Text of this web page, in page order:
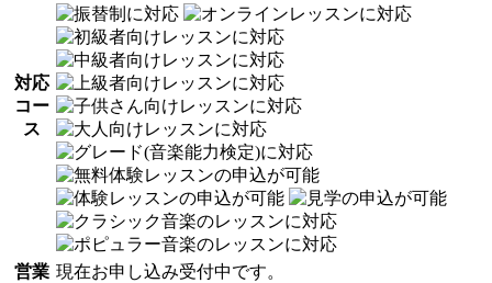
対応
コー
ス
営業 現在お申し込み受付中です。